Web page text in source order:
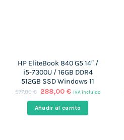
HP EliteBook 840 G5 14″ /
i5-7300U / 16GB DDR4
512GB SSD Windows 11
577,00€ El
original
era:
288,00€El
actual
es:
IVA incluido
Añadir al carrito